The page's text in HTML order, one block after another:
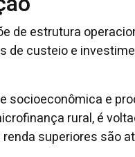
de estrutura
de custeio e
socioeconômica e
rural, é
superiores são